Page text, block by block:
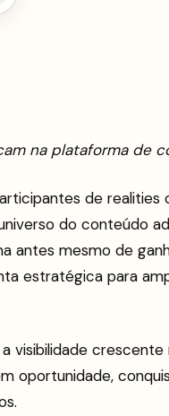
na plataforma de
de realities
do conteúdo
antes mesmo de
estratégica para
visibilidade
oportunidade,